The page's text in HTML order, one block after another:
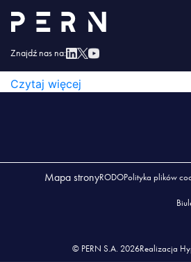
Znajdź nas na:
Czytaj więcej
Mapa stronyRODOPolityka plików
© PERN S.A. 2026Realizacja